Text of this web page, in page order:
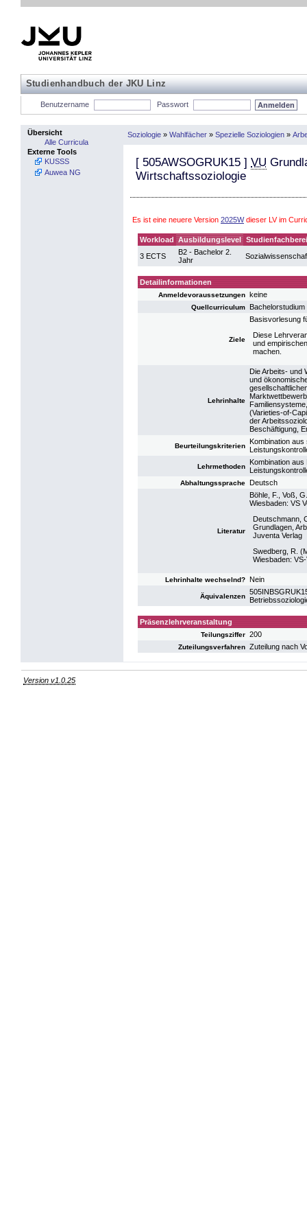
Studienhandbuch der JKU Linz
Benutzername Passwort
Übersicht
Alle Curricula
Externe Tools
KUSSS
Auwea NG
Soziologie » Wahlfächer » Spezielle Soziologien »
[ 505AWSOGRUK15 ] VU
Wirtschaftssoziologie
Es ist eine neuere Version 2025Wdieser LV im
Workload Ausbildungslevel
3 ECTS
B2 - Bachelor 2.
Jahr
Detailinformationen
Anmeldevoraussetzungen keine
Quellcurriculum
Ziele
Basisvorlesung
Diese
und
machen.
Lehrinhalte
Die Arbeits- und
und
(Varieties-of-
der
Beschäftigung,
Beurteilungskriterien
Kombination
Lehrmethoden
Kombination
Abhaltungssprache Deutsch
Literatur
Böhle, F., Voß,
Wiesbaden: VS
Deutschmann,
Grundlagen,
Juventa Verlag
Swedberg, R.
Wiesbaden:
Lehrinhalte wechselnd? Nein
Äquivalenzen
Präsenzlehrveranstaltung
Teilungsziffer 200
Zuteilungsverfahren Zuteilung nach
Version v1.0.25